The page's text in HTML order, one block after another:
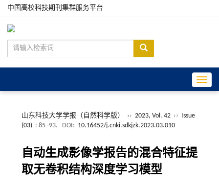
中国高校科技期刊集群服务平台
山东科技大学学报（自然科学版） ›› 2023, Vol. 42 ›› Issue
(03) : 85 -93. DOI: 10.16452/j.cnki.sdkjzk.2023.03.010
自动生成影像学报告的混合特征提
取无卷积结构深度学习模型